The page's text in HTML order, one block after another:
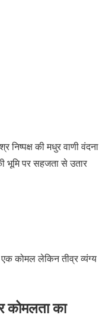
निष्पक्ष की मधुर वाणी वंदना
भूमि पर सहजता से उतार
कोमल लेकिन तीव्र व्यंग्य
कोमलता का